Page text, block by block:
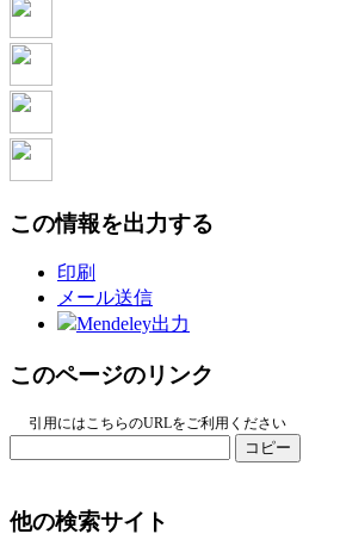
この情報を出力する
印刷
メール送信
Mendeley出力
このページのリンク
引用にはこちらのURLをご利用ください
コピー
他の検索サイト